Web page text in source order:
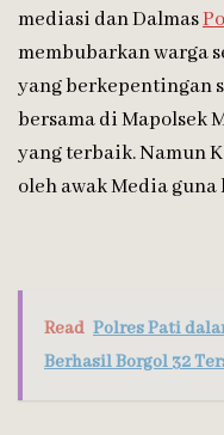
mediasi dan Dalmas
membubarkan warga
yang berkepentingan
bersama di Mapolsek
yang terbaik. Namun
oleh awak Media
Read Polres Pati
Berhasil Borgol 32